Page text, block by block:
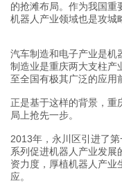
的抢滩布局。作为我国重
机器人产业领域也是攻城
汽车制造和电子产业是机
制造业是重庆两大支柱产
至全国有极其广泛的应用
正是基于这样的背景，重
局上抢先一步。
2013年，永川区引进了
系列促进机器人产业发展
资力度，厚植机器人产业
应。